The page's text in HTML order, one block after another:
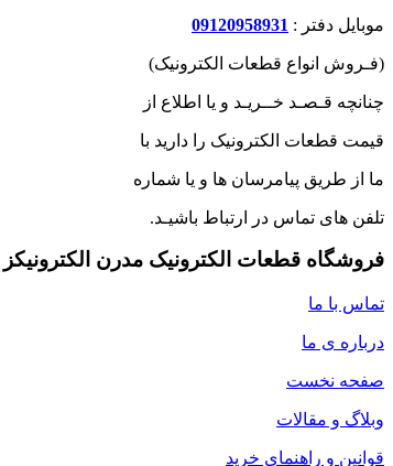
موبایل دفتر : 09120958931
(فـروش انواع قطعات الکترونیک)
چنانچه قـصـد خــریـد و یا اطلاع از
قیمت قطعات الکترونیک را دارید با
ما از طریق پیامرسان ها و یا شماره
تلفن های تماس در ارتباط باشیـد.
فروشگاه قطعات الکترونیک مدرن الکترونیکز
تماس با ما
درباره ی ما
صفحه نخست
وبلاگ و مقالات
قوانین و راهنمای خرید